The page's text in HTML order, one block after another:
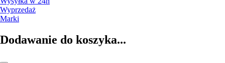
Wyprzedaż
Marki
Dodawanie do koszyka...